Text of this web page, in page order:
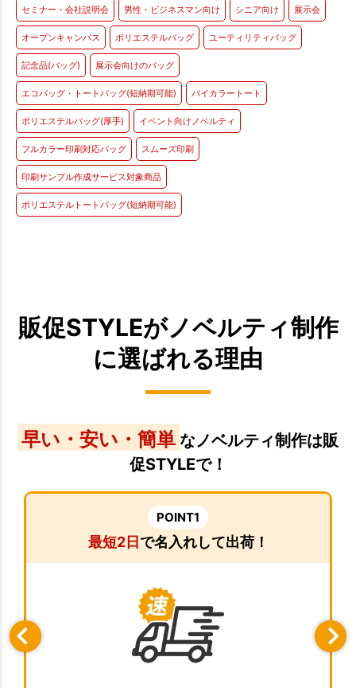
セミナー・会社説明会 男性・ビジネスマン向け シニア向け 展示会
オープンキャンパス ポリエステルバッグ ユーティリティバッグ
記念品(バッグ) 展示会向けのバッグ
エコバッグ・トートバッグ(短納期可能) バイカラートート
ポリエステルバッグ(厚手) イベント向けノベルティ
フルカラー印刷対応バッグ スムーズ印刷
印刷サンプル作成サービス対象商品
ポリエステルトートバッグ(短納期可能)
販促STYLEがノベルティ制作
に選ばれる理由
早い・安い・簡単 なノベルティ制作は販
促STYLEで！
POINT1
最短2日 で名入れして出荷！